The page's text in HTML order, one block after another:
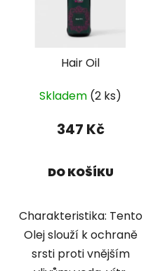
Hair Oil
Skladem (2 ks)
347 Kč
DO KOŠÍKU
Charakteristika: Tento
Olej slouží k ochraně
srsti proti vnějším